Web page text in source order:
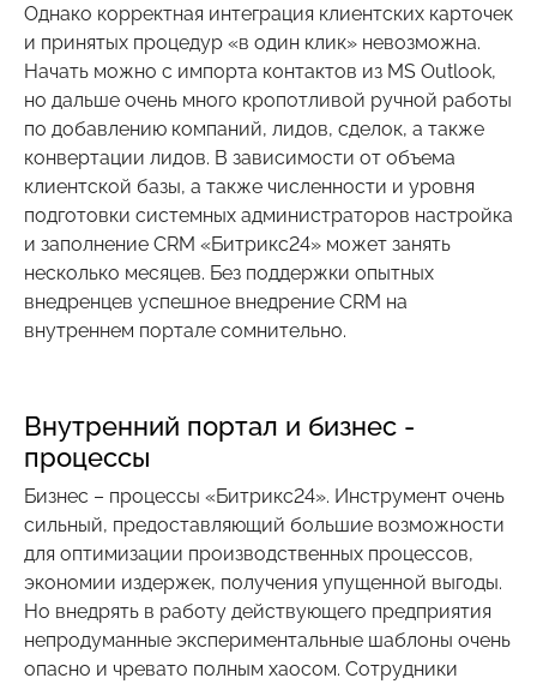
Однако корректная интеграция клиентских карточек
и принятых процедур «в один клик» невозможна.
Начать можно с импорта контактов из MS Outlook,
но дальше очень много кропотливой ручной работы
по добавлению компаний, лидов, сделок, а также
конвертации лидов. В зависимости от объема
клиентской базы, а также численности и уровня
подготовки системных администраторов настройка
и заполнение CRM «Битрикс24» может занять
несколько месяцев. Без поддержки опытных
внедренцев успешное внедрение CRM на
внутреннем портале сомнительно.
Внутренний портал и бизнес -
процессы
Бизнес – процессы «Битрикс24». Инструмент очень
сильный, предоставляющий большие возможности
для оптимизации производственных процессов,
экономии издержек, получения упущенной выгоды.
Но внедрять в работу действующего предприятия
непродуманные экспериментальные шаблоны очень
опасно и чревато полным хаосом. Сотрудники